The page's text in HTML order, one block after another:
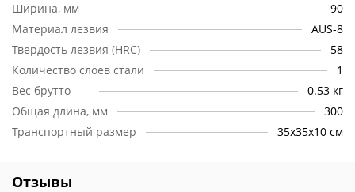
Ширина, мм
90
Материал лезвия
AUS-8
Твердость лезвия (HRC)
58
Количество слоев стали
1
Вес брутто
0.53 кг
Общая длина, мм
300
Транспортный размер
35х35х10 см
Отзывы